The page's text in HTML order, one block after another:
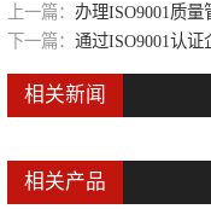
上一篇： 办理ISO9001质
下一篇： 通过ISO9001认证
相关新闻
相关产品